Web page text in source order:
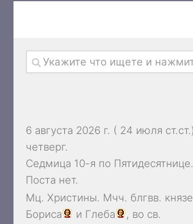
6 августа 2026 г. ( 24 июля
четверг.
Седмица 10-я по Пятидесятнице.
Поста нет.
Мц. Христины. Мчч. блгвв.
Бориса
и Глеба
, во св.